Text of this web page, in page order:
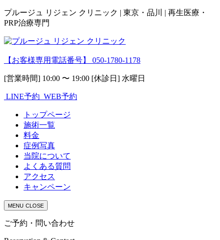
プルージュ リジェン クリニック | 東京・品川 | 再生医療・
PRP治療専門
【お客様専用電話番号】 050-1780-1178
[営業時間] 10:00 〜 19:00 [休診日] 水曜日
LINE予約 WEB予約
トップページ
施術一覧
料金
症例写真
当院について
よくある質問
アクセス
キャンペーン
MENU CLOSE
ご予約・問い合わせ